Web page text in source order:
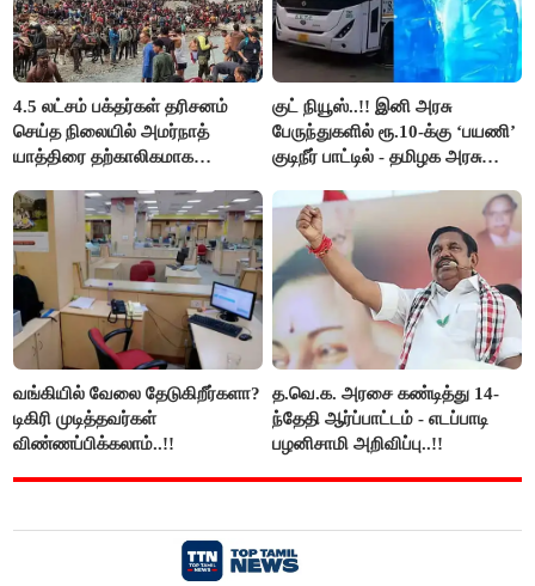
4.5 லட்சம் பக்தர்கள் தரிசனம்
செய்த நிலையில் அமர்நாத்
யாத்திரை தற்காலிகமாக
குட் நியூஸ்..!! இனி அரசு
பேருந்துகளில் ரூ.10-க்கு ‘பயணி’
குடிநீர் பாட்டில் - தமிழக அரசு
வங்கியில் வேலை தேடுகிறீர்களா?
டிகிரி முடித்தவர்கள்
விண்ணப்பிக்கலாம்..!!
த.வெ.க. அரசை கண்டித்து 14-
ந்தேதி ஆர்ப்பாட்டம் - எடப்பாடி
பழனிசாமி அறிவிப்பு..!!